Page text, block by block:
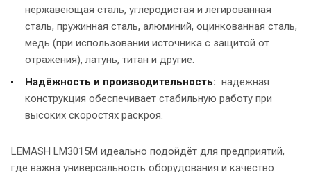
нержавеющая сталь, углеродистая и легированная
сталь, пружинная сталь, алюминий, оцинкованная сталь,
медь (при использовании источника с защитой от
отражения), латунь, титан и другие.
Надёжность и производительность: надежная
конструкция обеспечивает стабильную работу при
высоких скоростях раскроя.
LEMASH LM3015M идеально подойдёт для предприятий,
где важна универсальность оборудования и качество